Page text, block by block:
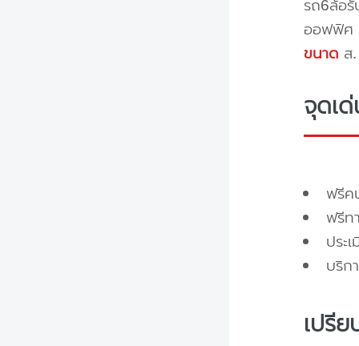
รถ6ล้อ
ออฟฟิศ
ขนาดส.
จุดเ
ฟรีค
ฟรีท
ประ
บริก
เปรีย